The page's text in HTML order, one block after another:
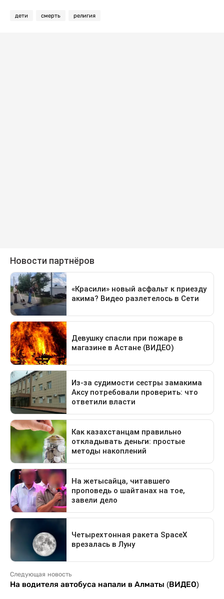
дети смерть религия
Следующая новость
На водителя автобуса напали в Алматы (ВИДЕО)